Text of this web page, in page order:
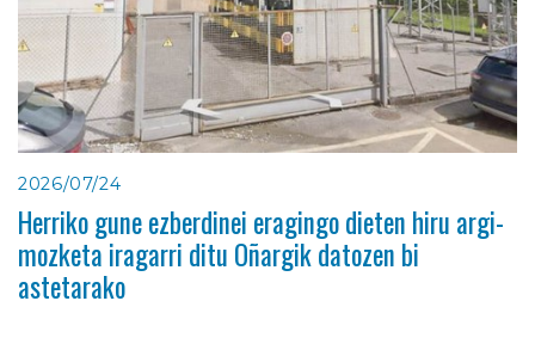
2026/07/24
Herriko gune ezberdinei eragingo dieten hiru argi-
mozketa iragarri ditu Oñargik datozen bi
astetarako